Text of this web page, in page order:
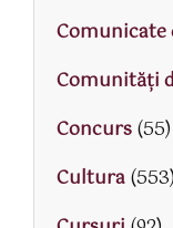
Comunicate
Comunități
Concurs(55)
Cultura(553)